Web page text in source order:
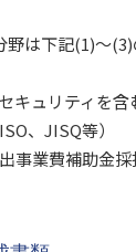
野は下記(1)～
キュリティを含
、JISQ等）
事業費補助金